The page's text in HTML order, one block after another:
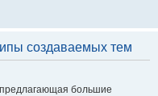
создаваемых тем
большие